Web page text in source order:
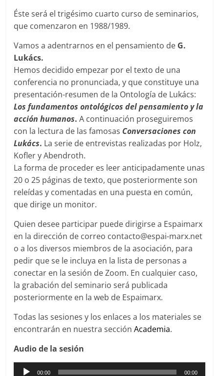
Éste será el trigésimo cuarto curso de seminarios,
que comenzaron en 1988/1989.
Vamos a adentrarnos en el pensamiento de G.
Lukács.
Hemos decidido empezar por el texto de una
conferencia no pronunciada, y que constituye una
presentación-resumen de la Ontología de Lukács:
Los fundamentos ontológicos del pensamiento y la
acción humanos.A continuación proseguiremos
con la lectura de las famosas Conversaciones con
Lukács. La serie de entrevistas realizadas por Holz,
Kofler y Abendroth.
La forma de proceder es leer anticipadamente unas
20 o 25 páginas de texto, que posteriormente son
releídas y comentadas en una puesta en común,
que dirige un monitor.
Quien desee participar puede dirigirse a Espaimarx
en la dirección de correo contacto@espai-marx.net
o a los diversos miembros de la asociación, para
pedir que se le incluya en la lista de personas a
conectar en la sesión de Zoom. En cualquier caso,
la grabación del seminario será publicada
posteriormente en la web de Espaimarx.
Todas las sesiones y los enlaces a los materiales se
encontrarán en nuestra secciónAcademia.
Audio de la sesión
Reproductor
00:00 00:00